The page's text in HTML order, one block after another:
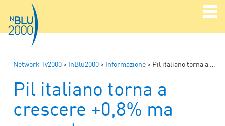
Network Tv2000 > InBlu2000 > Informazione > Pil italiano torna a crescere +0,8% ma aumenta disoccupazione giovanile
Pil italiano torna a
crescere +0,8% ma